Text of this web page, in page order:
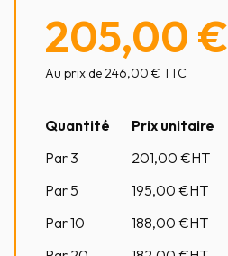
205,00 €
Au prix de 246,00 € TTC
Quantité
Prix unitaire
Par 3
201,00 €HT
Par 5
195,00 €HT
Par 10
188,00 €HT